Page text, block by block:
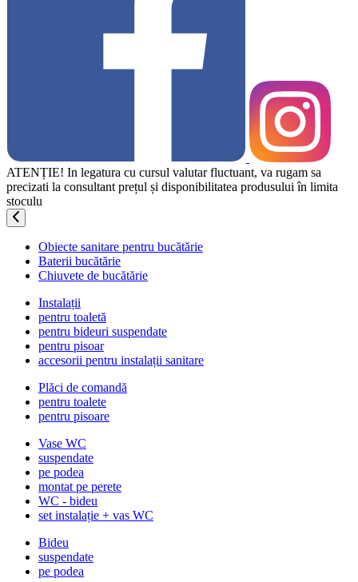
ATENȚIE! In legatura cu cursul valutar fluctuant, va rugam sa
precizati la consultant prețul și disponibilitatea produsului în limita
stoculu
Obiecte sanitare pentru bucătărie
Baterii bucătărie
Chiuvete de bucătărie
Instalații
pentru toaletă
pentru bideuri suspendate
pentru pisoar
accesorii pentru instalații sanitare
Plăci de comandă
pentru toalete
pentru pisoare
Vase WC
suspendate
pe podea
montat pe perete
WC - bideu
set instalație + vas WC
Bideu
suspendate
pe podea